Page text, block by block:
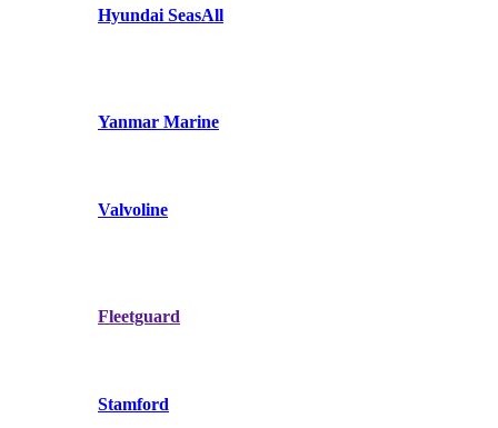
Hyundai SeasAll
Yanmar Marine
Valvoline
Fleetguard
Stamford